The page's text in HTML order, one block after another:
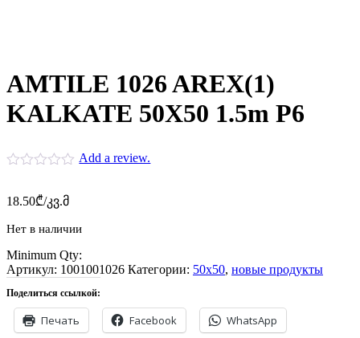
AMTILE 1026 AREX(1)
KALKATE 50X50 1.5m P6
Add a review.
18.50₾/კვ.მ
Нет в наличии
Minimum Qty:
Артикул: 1001001026 Категории: 50x50, новые продукты
Поделиться ссылкой:
Печать Facebook WhatsApp